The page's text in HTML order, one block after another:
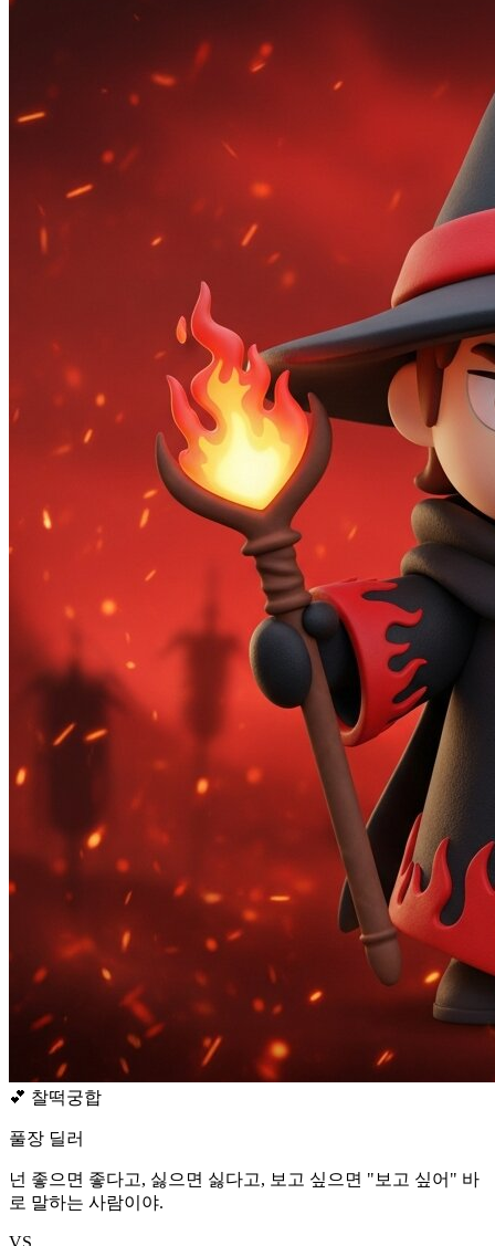
💕 찰떡궁합
풀장 딜러
넌 좋으면 좋다고, 싫으면 싫다고, 보고 싶으면 "보고 싶어" 바
로 말하는 사람이야.
VS